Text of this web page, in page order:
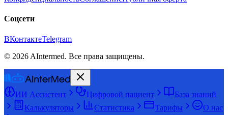
Соцсети
ВКонтактеTelegram
© 2026 AIntermed. Все права защищены.
ИИ Ассистент Цифровой пациент
База знаний
Калькуляторы
Статистика Тарифы О нас